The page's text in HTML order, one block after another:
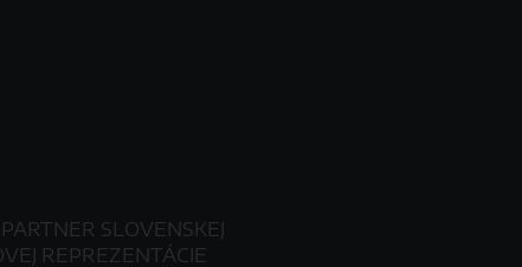
SLOVENSKEJ
REPREZENTÁCIE